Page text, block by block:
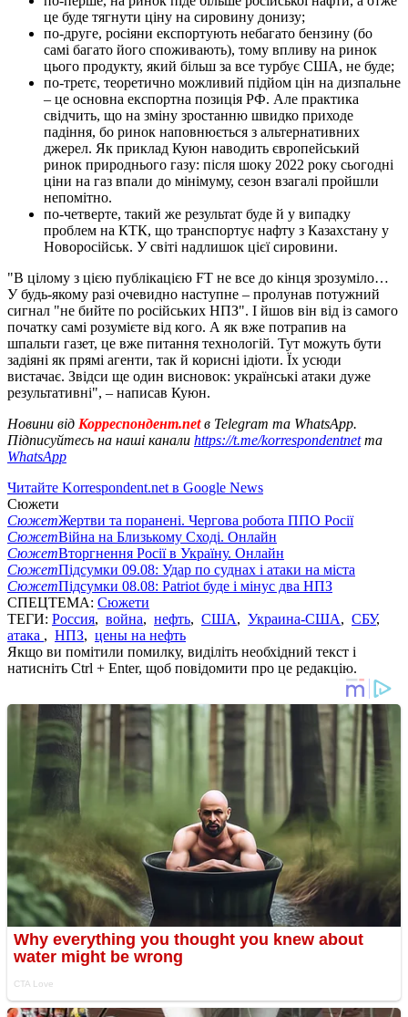
це буде тягнути ціну на сировину донизу;
по-друге, росіяни експортують небагато бензину (бо
самі багато його споживають), тому впливу на ринок
цього продукту, який більш за все турбує США, не буде;
по-третє, теоретично можливий підйом цін на дизпальне
– це основна експортна позиція РФ. Але практика
свідчить, що на зміну зростанню швидко приходе
падіння, бо ринок наповнюється з альтернативних
джерел. Як приклад Куюн наводить європейський
ринок природнього газу: після шоку 2022 року сьогодні
ціни на газ впали до мінімуму, сезон взагалі пройшли
непомітно.
по-четверте, такий же результат буде й у випадку
проблем на КТК, що транспортує нафту з Казахстану у
Новоросійськ. У світі надлишок цієї сировини.
"В цілому з цією публікацією FT не все до кінця зрозуміло…
У будь-якому разі очевидно наступне – пролунав потужний
сигнал "не бийте по російських НПЗ". І йшов він від із самого
початку самі розумієте від кого. А як вже потрапив на
шпальти газет, це вже питання технологій. Тут можуть бути
задіяні як прямі агенти, так й корисні ідіоти. Їх усюди
вистачає. Звідси ще один висновок: українські атаки дуже
результативні", – написав Куюн.
Новини від Корреспондент.netв Telegram та WhatsApp.
Підписуйтесь на наші канали https://t.me/korrespondentnetта
WhatsApp
Читайте Korrespondent.net в Google News
Сюжети
СюжетЖертви та поранені. Чергова робота ППО Росії
СюжетВійна на Близькому Сході. Онлайн
СюжетВторгнення Росії в Україну. Онлайн
СюжетПідсумки 09.08: Удар по суднах і атаки на міста
СюжетПідсумки 08.08: Patriot буде і мінус два НПЗ
СПЕЦТЕМА: Сюжети
ТЕГИ: Россия, война, нефть, США, Украина-США, СБУ,
атака , НПЗ, цены на нефть
Якщо ви помітили помилку, виділіть необхідний текст і
натисніть Ctrl + Enter, щоб повідомити про це редакцію.